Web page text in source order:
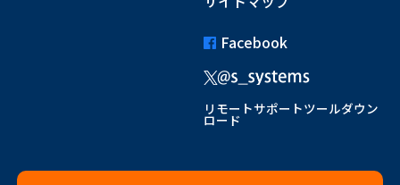
Facebook
リモートサポートツールダウン
ロード